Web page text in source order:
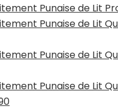
Punaise de Lit
Punaise de Lit
Punaise de Lit
Punaise de Lit